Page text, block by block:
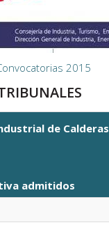
2015
de Calderas
admitidos